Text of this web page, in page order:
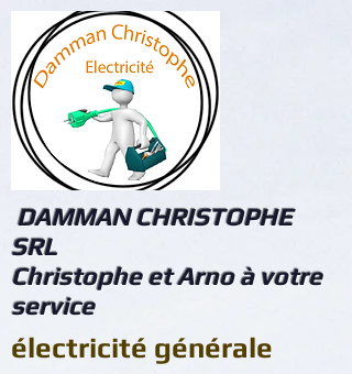
DAMMAN CHRISTOPHE
SRL
Christophe et Arno à votre
service
électricité générale